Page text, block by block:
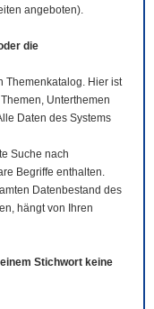
angeboten).
die
Themenkatalog. Hier ist
Unterthemen
Daten des Systems
Suche nach
Begriffe enthalten.
Datenbestand des
hängt von Ihren
Stichwort keine